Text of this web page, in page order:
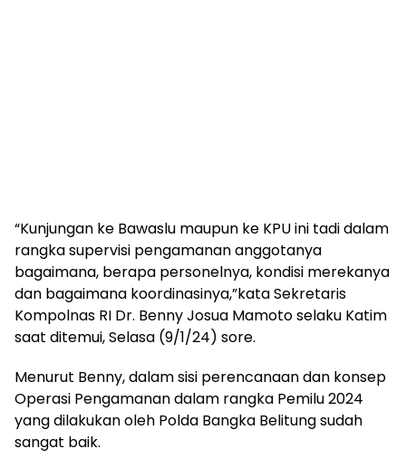
“Kunjungan ke Bawaslu maupun ke KPU ini tadi dalam
rangka supervisi pengamanan anggotanya
bagaimana, berapa personelnya, kondisi merekanya
dan bagaimana koordinasinya,”kata Sekretaris
Kompolnas RI Dr. Benny Josua Mamoto selaku Katim
saat ditemui, Selasa (9/1/24) sore.
Menurut Benny, dalam sisi perencanaan dan konsep
Operasi Pengamanan dalam rangka Pemilu 2024
yang dilakukan oleh Polda Bangka Belitung sudah
sangat baik.